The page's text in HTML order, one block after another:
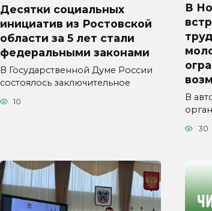
Десятки социальных
инициатив из Ростовской
области за 5 лет стали
федеральными законами
В Государственной Думе России
состоялось заключительное
10
В
В
30